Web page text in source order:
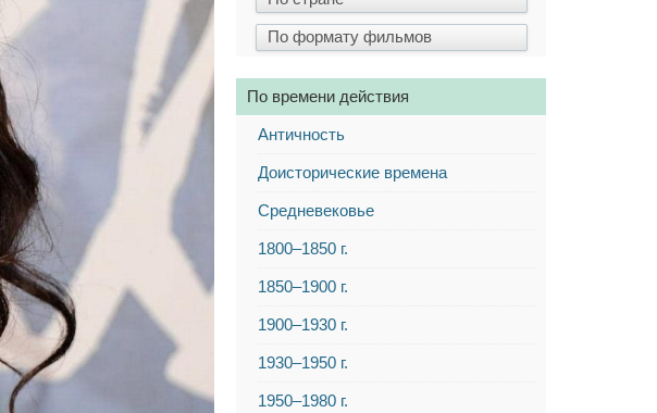
По времени действия
Античность
Доисторические времена
Средневековье
1800–1850 г.
1850–1900 г.
1900–1930 г.
1930–1950 г.
1950–1980 г.